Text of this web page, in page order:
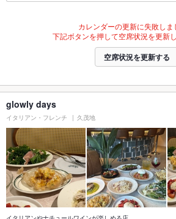
カレンダーの更新に失敗しま
下記ボタンを押して空席状況を更新し
空席状況を更新する
glowly days
イタリアン・フレンチ 久茂地